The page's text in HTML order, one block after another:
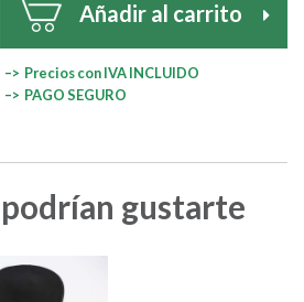
Añadir al carrito
–> Precios con IVA INCLUIDO
–> PAGO SEGURO
gustarte